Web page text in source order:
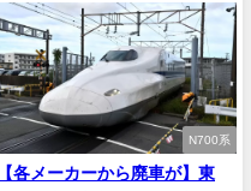
N700系
【各メーカーから廃車が】東